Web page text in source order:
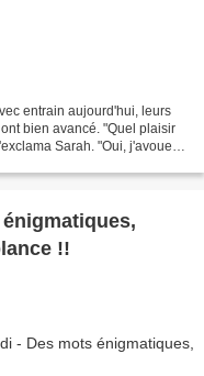
entrain aujourd'hui, leurs
bien avancé. "Quel plaisir
Sarah. "Oui, j'avoue
!!